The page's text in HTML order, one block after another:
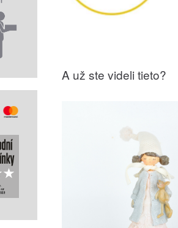
A už ste videli tieto?